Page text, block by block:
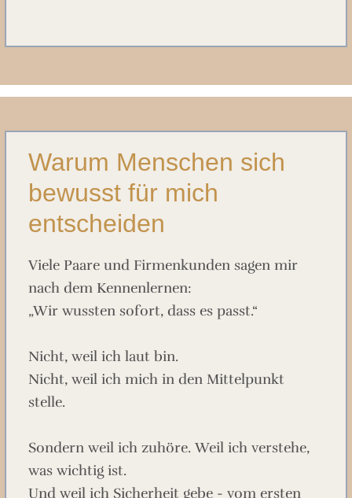
Warum Menschen sich
bewusst für mich
entscheiden
Viele Paare und Firmenkunden sagen mir
nach dem Kennenlernen:
„Wir wussten sofort, dass es passt.“
Nicht, weil ich laut bin.
Nicht, weil ich mich in den Mittelpunkt
stelle.
Sondern weil ich zuhöre. Weil ich verstehe,
was wichtig ist.
Und weil ich Sicherheit gebe - vom ersten